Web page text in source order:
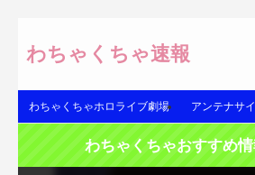
わちゃくちゃ速報
わちゃくちゃホロライブ劇場 アンテナサ
わちゃくちゃおすすめ